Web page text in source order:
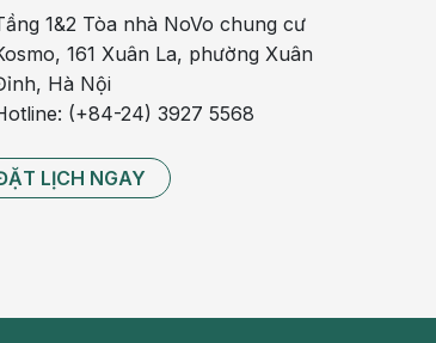
1&2 Tòa nhà NoVo chung cư
161 Xuân La, phường Xuân
Hà Nội
(+84-24) 3927 5568
LỊCH NGAY